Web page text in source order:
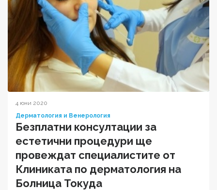
4 юни 2020
Дерматология и Венерология
Безплатни консултации за
естетични процедури ще
провеждат специалистите от
Клиниката по дерматология на
Болница Токуда